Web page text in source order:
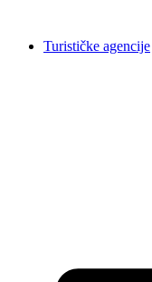
sadržajTurističke agencije